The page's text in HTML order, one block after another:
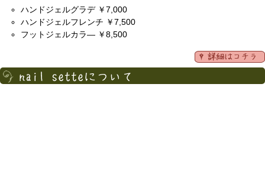
ハンドジェルグラデ ￥7,000
ハンドジェルフレンチ ￥7,500
フットジェルカラ― ￥8,500